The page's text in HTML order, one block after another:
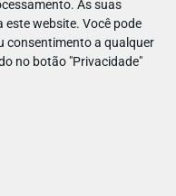
As suas
este website. Você pode
consentimento a qualquer
no botão "Privacidade"
os procedimentos
“sentir” o espaço e os
e estimulante?
as instalações